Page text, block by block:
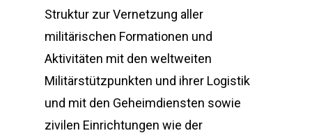
Struktur zur Vernetzung aller
militärischen Formationen und
Aktivitäten mit den weltweiten
Militärstützpunkten und ihrer Logistik
und mit den Geheimdiensten sowie
zivilen Einrichtungen wie der